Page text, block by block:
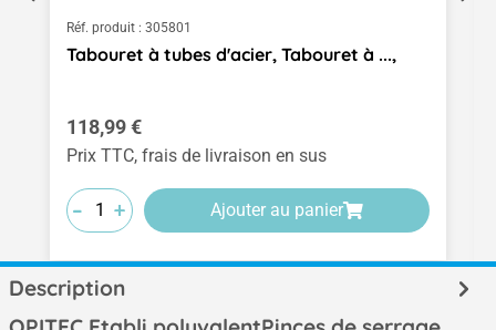
Réf. produit : 305801
Tabouret à tubes d'acier, Tabouret à ...,
Prix régulier :
118,99 €
Prix TTC, frais de livraison en sus
-
-
- +
+
+ Ajouter au panier
Description